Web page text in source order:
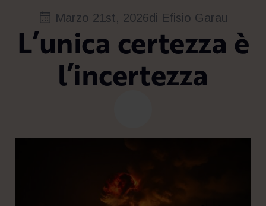
Marzo 21st, 2026di Efisio Garau
L’unica certezza è
l’incertezza